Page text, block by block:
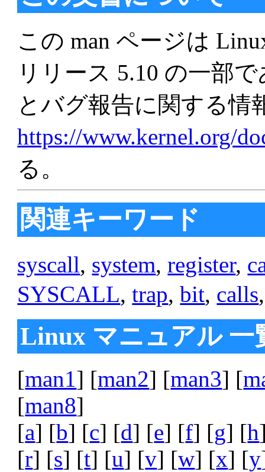
この man ページは
リリース 5.10 の一部
とバグ報告に関する情
https://www.kernel.org/
る。
関連キーワード
syscall, system,register,
SYSCALL,trap,bit, calls
Linux マニュアル 一
[man1] [man2] [man3] [
[man8]
[a] [b] [c] [d] [e] [f] [g] [h
[r] [s] [t] [u] [v] [w] [x] [y